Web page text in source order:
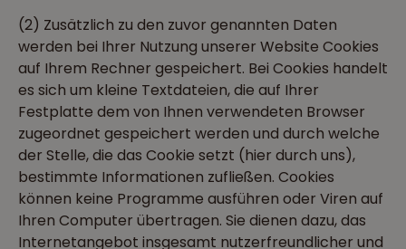
(2) Zusätzlich zu den zuvor genannten Daten
werden bei Ihrer Nutzung unserer Website Cookies
auf Ihrem Rechner gespeichert. Bei Cookies handelt
es sich um kleine Textdateien, die auf Ihrer
Festplatte dem von Ihnen verwendeten Browser
zugeordnet gespeichert werden und durch welche
der Stelle, die das Cookie setzt (hier durch uns),
bestimmte Informationen zufließen. Cookies
können keine Programme ausführen oder Viren auf
Ihren Computer übertragen. Sie dienen dazu, das
Internetangebot insgesamt nutzerfreundlicher und